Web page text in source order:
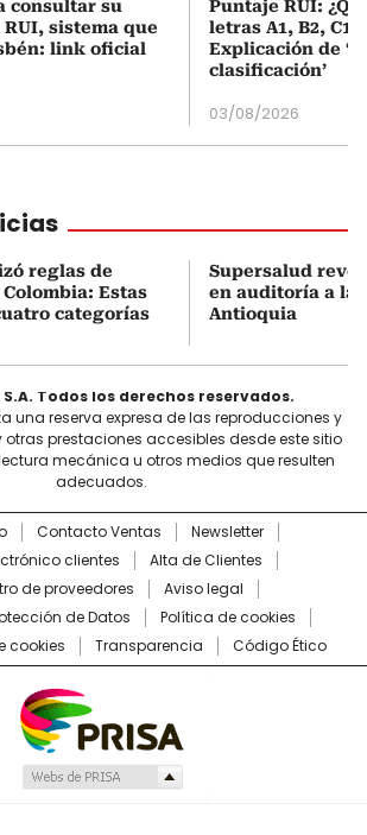
consultar su
sistema que
link oficial
Puntaje RUI:
letras A1, B2, C1
Explicación de
clasificación’
03/08/2026
reglas de
Estas
categorías
Supersalud
en auditoría a la
Antioquia
S.A. Todos los derechos reservados.
una reserva expresa de las reproducciones y
otras prestaciones accesibles desde este sitio
mecánica u otros medios que resulten
adecuados.
Contacto Ventas
Newsletter
clientes
Alta de Clientes
de proveedores
Aviso legal
de Datos
Política de cookies
cookies
Transparencia Código Ético